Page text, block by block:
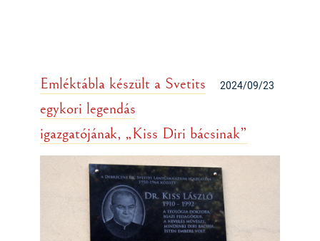
2024/09/23
Emléktábla készült a Svetits
egykori legendás
igazgatójának, „Kiss Diri bácsinak”